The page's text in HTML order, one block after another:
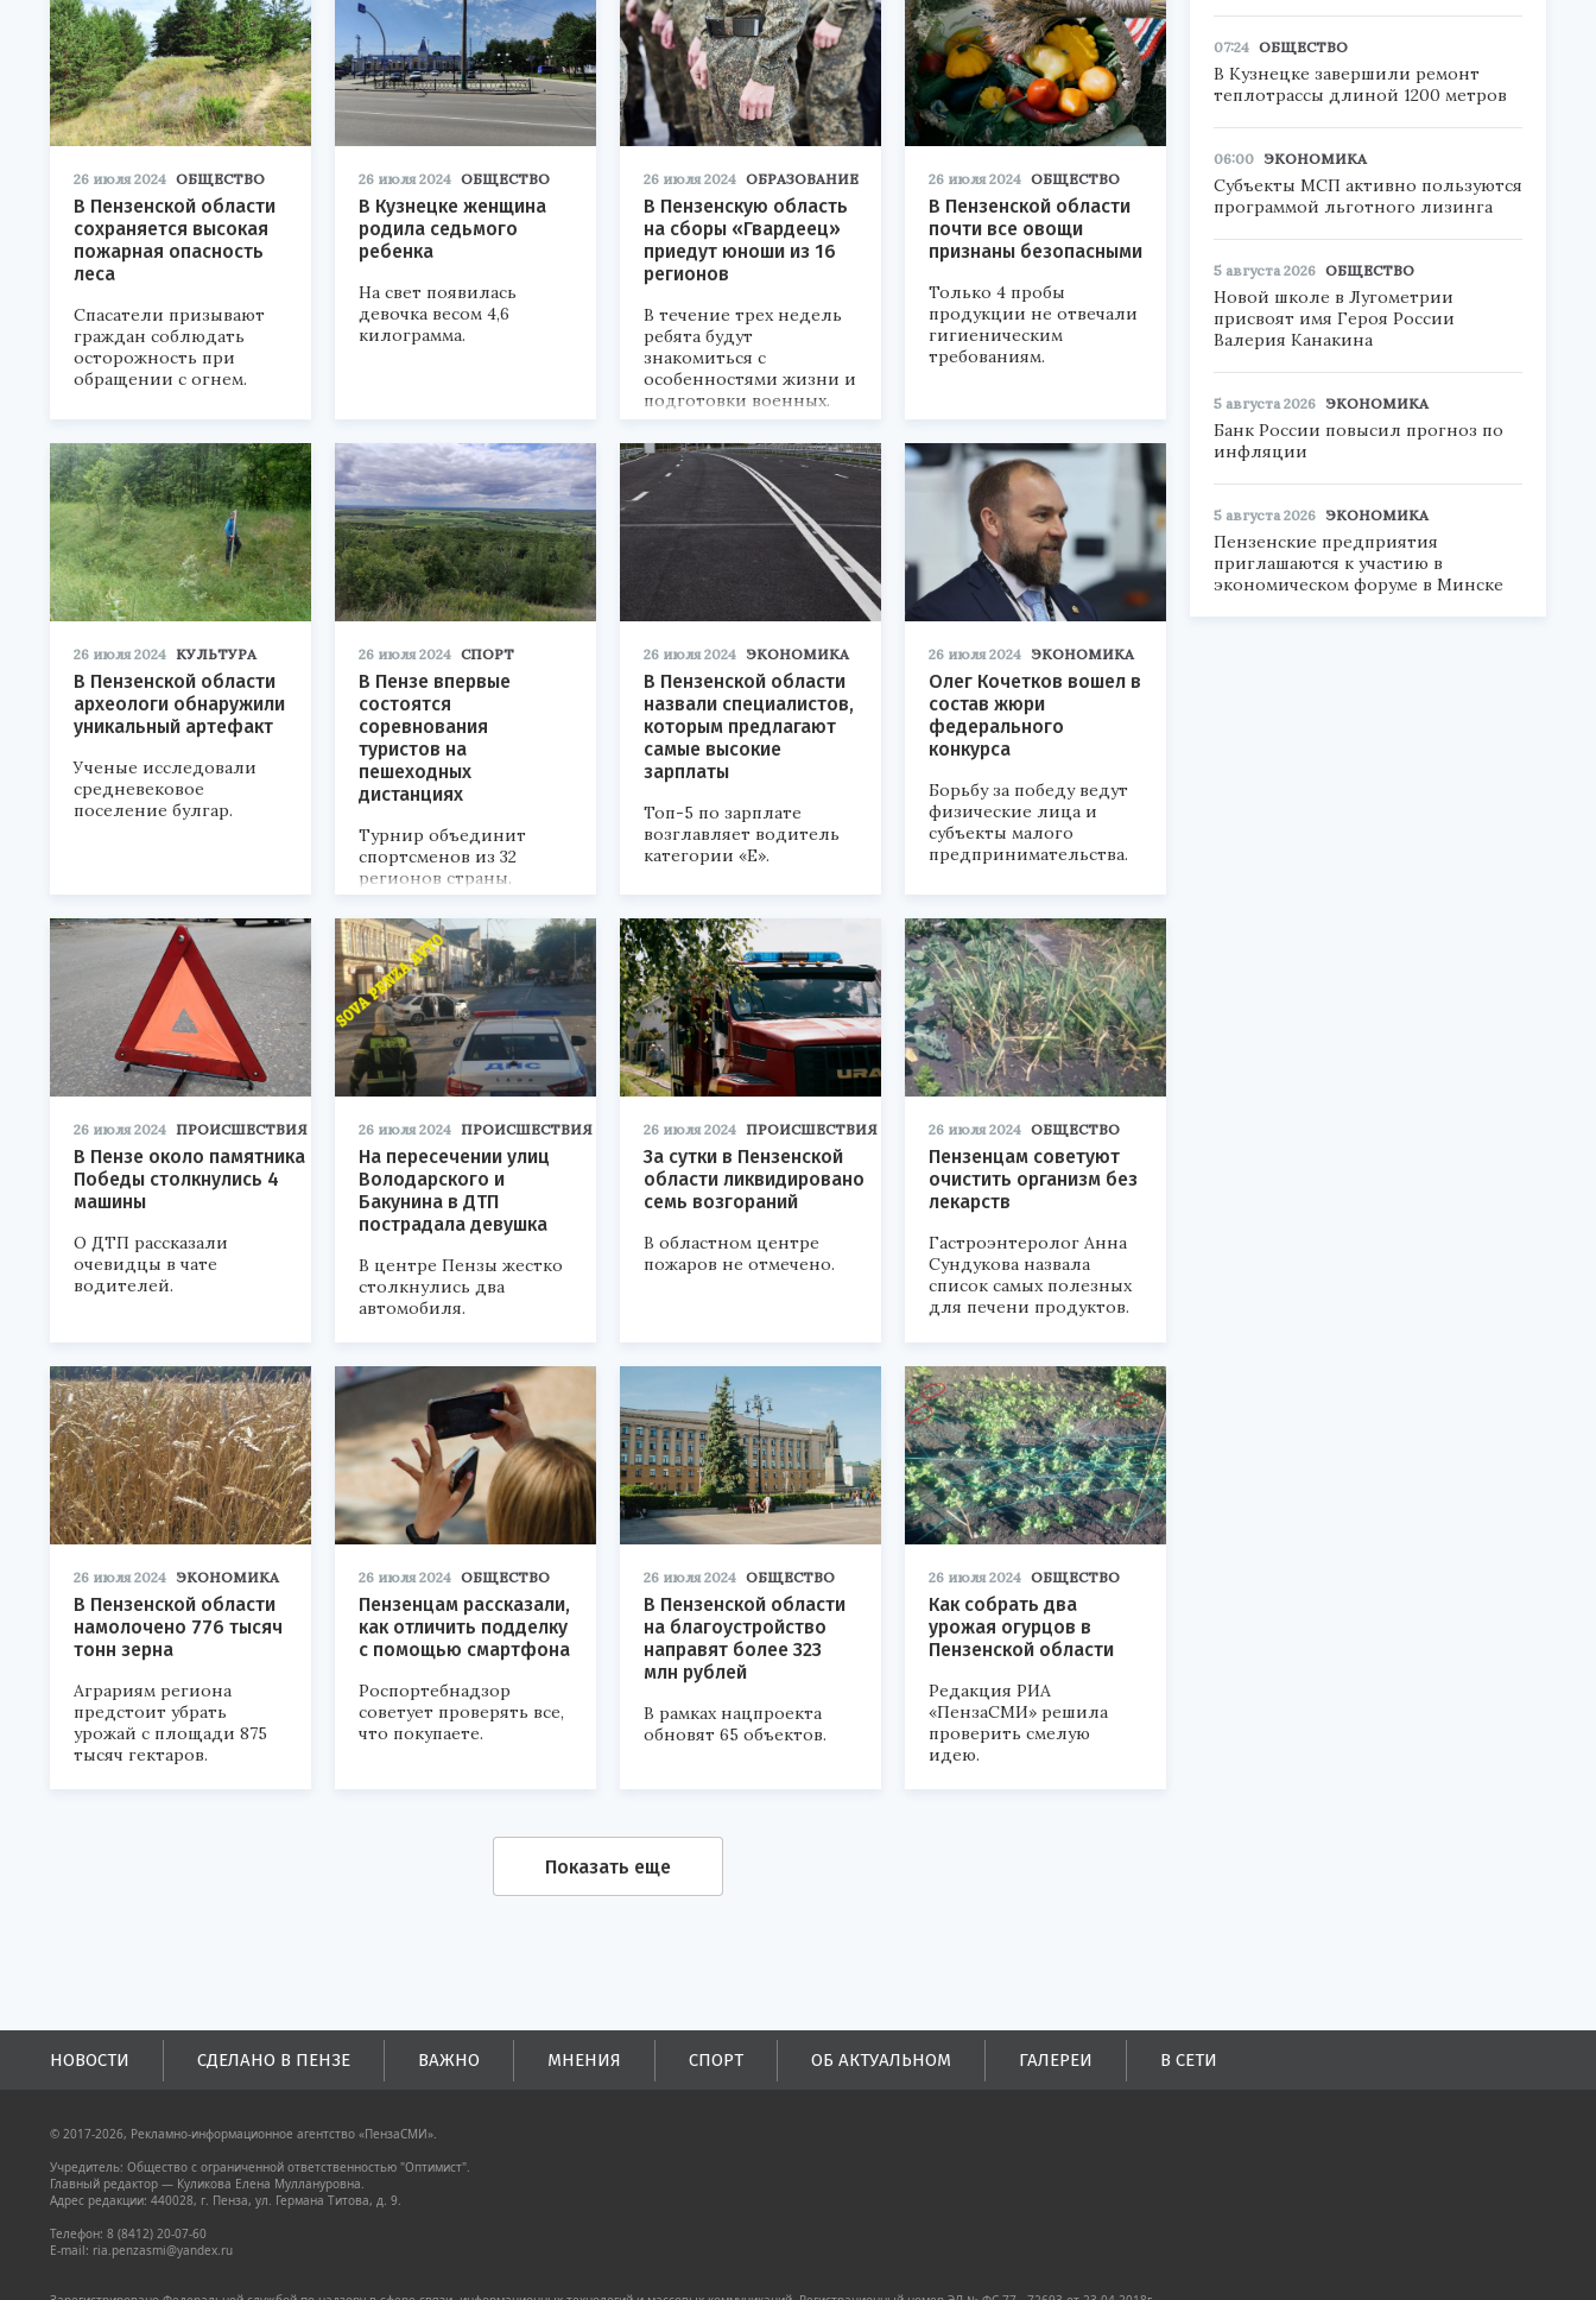
26 июля 2024 ОБЩЕСТВО
В Пензенской области
сохраняется высокая
пожарная опасность
леса
Спасатели призывают
граждан соблюдать
осторожность при
обращении с огнем.
26 июля 2024 ОБЩЕСТВО
В Кузнецке женщина
родила седьмого
ребенка
На свет появилась
девочка весом 4,6
килограмма.
26 июля 2024 ОБРАЗОВАНИЕ
В Пензенскую область
на сборы «Гвардеец»
приедут юноши из 16
регионов
В течение трех недель
ребята будут
знакомиться с
особенностями жизни и
подготовки военных.
26 июля 2024 ОБЩЕСТВО
В Пензенской области
почти все овощи
признаны безопасными
Только 4 пробы
продукции не отвечали
гигиеническим
требованиям.
26 июля 2024 КУЛЬТУРА
В Пензенской области
археологи обнаружили
уникальный артефакт
Ученые исследовали
средневековое
поселение булгар.
26 июля 2024 СПОРТ
В Пензе впервые
состоятся
соревнования
туристов на
пешеходных
дистанциях
Турнир объединит
спортсменов из 32
регионов страны.
26 июля 2024 ЭКОНОМИКА
В Пензенской области
назвали специалистов,
которым предлагают
самые высокие
зарплаты
Топ-5 по зарплате
возглавляет водитель
категории «Е».
26 июля 2024 ЭКОНОМИКА
Олег Кочетков вошел в
состав жюри
федерального
конкурса
Борьбу за победу ведут
физические лица и
субъекты малого
предпринимательства.
26 июля 2024 ПРОИСШЕСТВИЯ
В Пензе около памятника
Победы столкнулись 4
машины
О ДТП рассказали
очевидцы в чате
водителей.
26 июля 2024 ПРОИСШЕСТВИЯ
На пересечении улиц
Володарского и
Бакунина в ДТП
пострадала девушка
В центре Пензы жестко
столкнулись два
автомобиля.
26 июля 2024 ПРОИСШЕСТВИЯ
За сутки в Пензенской
области ликвидировано
семь возгораний
В областном центре
пожаров не отмечено.
26 июля 2024 ОБЩЕСТВО
Пензенцам советуют
очистить организм без
лекарств
Гастроэнтеролог Анна
Сундукова назвала
список самых полезных
для печени продуктов.
26 июля 2024 ЭКОНОМИКА
В Пензенской области
намолочено 776 тысяч
тонн зерна
Аграриям региона
предстоит убрать
урожай с площади 875
тысяч гектаров.
26 июля 2024 ОБЩЕСТВО
Пензенцам рассказали,
как отличить подделку
с помощью смартфона
Роспортебнадзор
советует проверять все,
что покупаете.
26 июля 2024 ОБЩЕСТВО
В Пензенской области
на благоустройство
направят более 323
млн рублей
В рамках нацпроекта
обновят 65 объектов.
26 июля 2024 ОБЩЕСТВО
Как собрать два
урожая огурцов в
Пензенской области
Редакция РИА
«ПензаСМИ» решила
проверить смелую
идею.
Показать еще
07:24 ОБЩЕСТВО
В Кузнецке завершили ремонт
теплотрассы длиной 1200 метров
06:00 ЭКОНОМИКА
Субъекты МСП активно пользуются
программой льготного лизинга
5 августа 2026 ОБЩЕСТВО
Новой школе в Лугометрии
присвоят имя Героя России
Валерия Канакина
5 августа 2026 ЭКОНОМИКА
Банк России повысил прогноз по
инфляции
5 августа 2026 ЭКОНОМИКА
Пензенские предприятия
приглашаются к участию в
экономическом форуме в Минске
НОВОСТИ СДЕЛАНО В ПЕНЗЕ ВАЖНО МНЕНИЯ СПОРТ ОБ АКТУАЛЬНОМ ГАЛЕРЕИ В СЕТИ
© 2017-2026, Рекламно-информационное агентство «ПензаСМИ».
Учредитель: Общество с ограниченной ответственностью "Оптимист".
Главный редактор — Куликова Елена Муллануровна.
Адрес редакции: 440028, г. Пенза, ул. Германа Титова, д. 9.
Телефон: 8 (8412) 20-07-60
E-mail: ria.penzasmi@yandex.ru